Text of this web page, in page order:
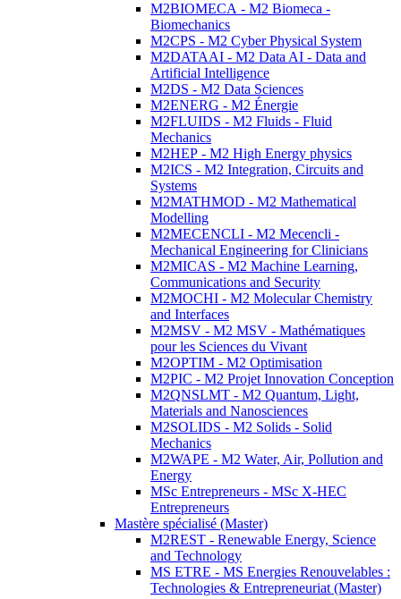
M2BIOMECA - M2 Biomeca -
Biomechanics
M2CPS - M2 Cyber Physical System
M2DATAAI - M2 Data AI - Data and
Artificial Intelligence
M2DS - M2 Data Sciences
M2ENERG - M2 Énergie
M2FLUIDS - M2 Fluids - Fluid
Mechanics
M2HEP - M2 High Energy physics
M2ICS - M2 Integration, Circuits and
Systems
M2MATHMOD - M2 Mathematical
Modelling
M2MECENCLI - M2 Mecencli -
Mechanical Engineering for Clinicians
M2MICAS - M2 Machine Learning,
Communications and Security
M2MOCHI - M2 Molecular Chemistry
and Interfaces
M2MSV - M2 MSV - Mathématiques
pour les Sciences du Vivant
M2OPTIM - M2 Optimisation
M2PIC - M2 Projet Innovation Conception
M2QNSLMT - M2 Quantum, Light,
Materials and Nanosciences
M2SOLIDS - M2 Solids - Solid
Mechanics
M2WAPE - M2 Water, Air, Pollution and
Energy
MSc Entrepreneurs - MSc X-HEC
Entrepreneurs
Mastère spécialisé (Master)
M2REST - Renewable Energy, Science
and Technology
MS ETRE - MS Energies Renouvelables :
Technologies & Entrepreneuriat (Master)